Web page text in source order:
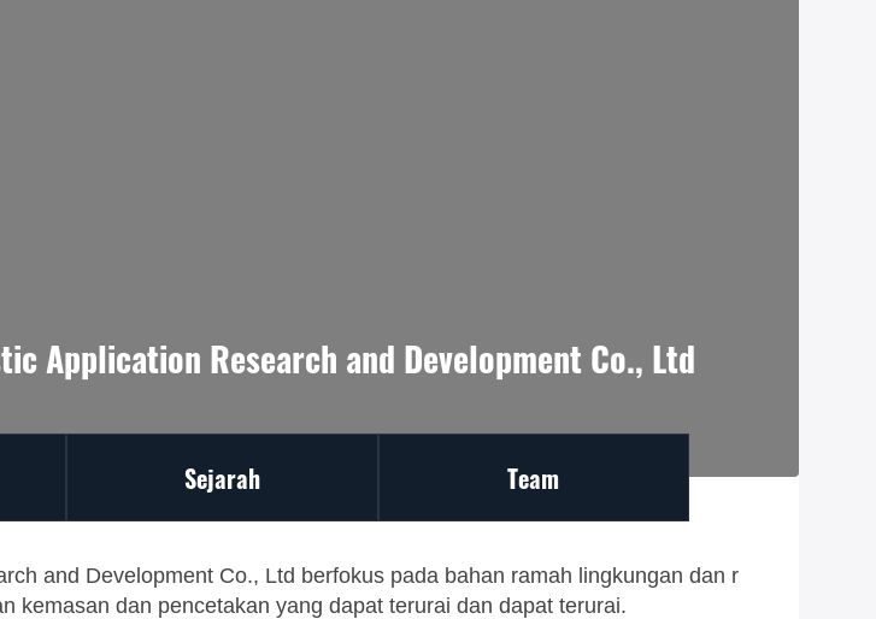
Application Research and Development Co., Ltd
Sejarah Team
and Development Co., Ltd berfokus pada bahan ramah lingkungan dan r
kemasan dan pencetakan yang dapat terurai dan dapat terurai.